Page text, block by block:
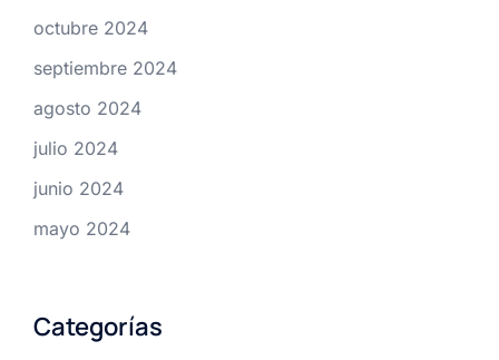
octubre 2024
septiembre 2024
agosto 2024
julio 2024
junio 2024
mayo 2024
Categorías